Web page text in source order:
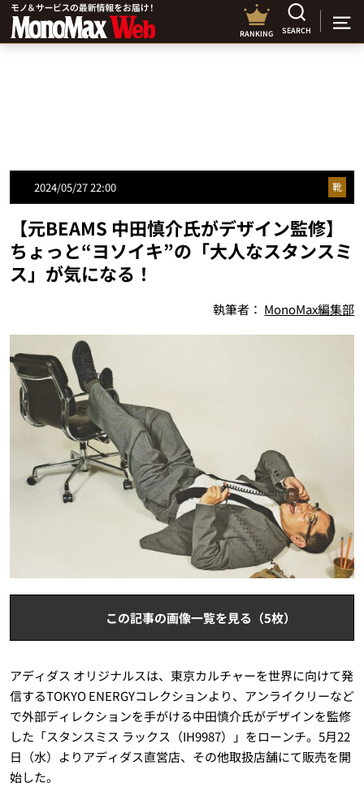
RANKING SEARCH
2024/05/27 22:00 靴
【元BEAMS 中田慎介氏がデザイン監修】
ちょっと“ヨソイキ”の「大人なスタンスミ
ス」が気になる！
執筆者： MonoMax編集部
この記事の画像一覧を見る（5枚）
アディダス オリジナルスは、東京カルチャーを世界に向けて発
信するTOKYO ENERGYコレクションより、アンライクリーなど
で外部ディレクションを手がける中田慎介氏がデザインを監修
した「スタンスミス ラックス（IH9987）」をローンチ。5月22
日（水）よりアディダス直営店、その他取扱店舗にて販売を開
始した。